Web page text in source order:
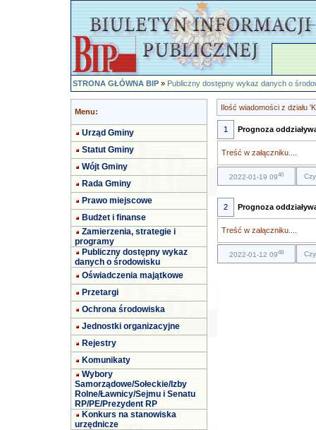
STRONA GŁÓWNA BIP»Publiczny dostępny wykaz danych o
Menu:
Urząd Gminy
Statut Gminy
Wójt Gminy
Rada Gminy
Prawo miejscowe
Budżet i finanse
Zamierzenia, strategie i
programy
Publiczny dostępny wykaz
danych o środowisku
Oświadczenia majątkowe
Przetargi
Ochrona środowiska
Jednostki organizacyjne
Rejestry
Komunikaty
Wybory
Samorządowe/Sołeckie/Izby
Rolne/Ławnicy/Sejmu i Senatu
RP/PE/Prezydent RP
Konkurs na stanowiska
urzędnicze
Ilość wiadomości z działu
1 Prognoza
Treść w załączniku....
2022-01-19 0940
2 Prognoza
Treść w załączniku....
2022-01-12 0948